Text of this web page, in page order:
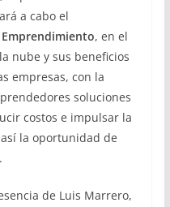
a cabo el
, en el
nube y sus beneficios
empresas, con la
soluciones
costos e impulsar la
la oportunidad de
de Luis Marrero,